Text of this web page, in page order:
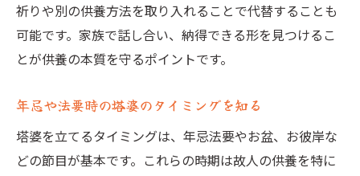
祈りや別の供養方法を取り入れることで代替することも
可能です。家族で話し合い、納得できる形を見つけるこ
とが供養の本質を守るポイントです。
年忌や法要時の塔婆のタイミングを知る
塔婆を立てるタイミングは、年忌法要やお盆、お彼岸な
どの節目が基本です。これらの時期は故人の供養を特に